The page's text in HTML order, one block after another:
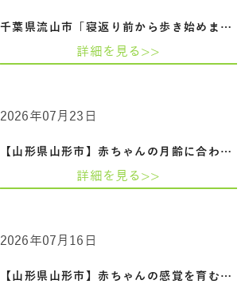
千葉県流山市「寝返り前から歩き始めまで…
詳細を見る>>
【山形県山形市】赤ちゃんの月齢に合わせ…
2026年07月23日
詳細を見る>>
【山形県山形市】赤ちゃんの感覚を育むふ…
2026年07月16日